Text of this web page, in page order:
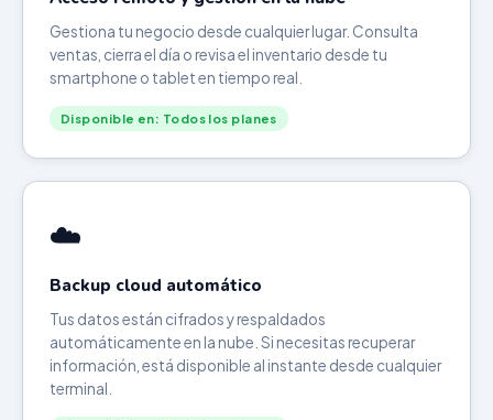
Gestiona tu negocio desde cualquier lugar. Consulta
ventas, cierra el día o revisa el inventario desde tu
smartphone o tablet en tiempo real.
Disponible en: Todos los planes
☁️
Backup cloud automático
Tus datos están cifrados y respaldados
automáticamente en la nube. Si necesitas recuperar
información, está disponible al instante desde cualquier
terminal.